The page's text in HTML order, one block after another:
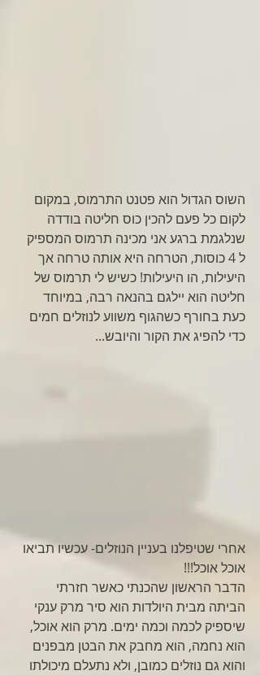
השוס הגדול הוא פטנט התרמוס, במקום
לקום כל פעם להכין כוס חליטה בודדה
שנלגמת ברגע אני מכינה תרמוס המספיק
ל 4 כוסות, הטרחה היא אותה טרחה אך
היעילות, הו היעילות! כשיש לי תרמוס של
חליטה הוא יילגם בהנאה רבה, במיוחד
כעת בחורף כשהגוף משווע לנוזלים חמים
כדי להפיג את הקור והיובש...
אחרי שטיפלנו בעניין הנוזלים- עכשיו תביאו
אוכל אוכל!!!
הדבר הראשון שהכנתי כאשר חזרתי
הביתה מבית היולדות הוא סיר מרק ענקי
שיספיק לכמה וכמה ימים. מרק הוא אוכל,
הוא נחמה, הוא מחבק את הבטן מבפנים
והוא גם נוזלים כמובן, ולא נתעלם מיכולתו